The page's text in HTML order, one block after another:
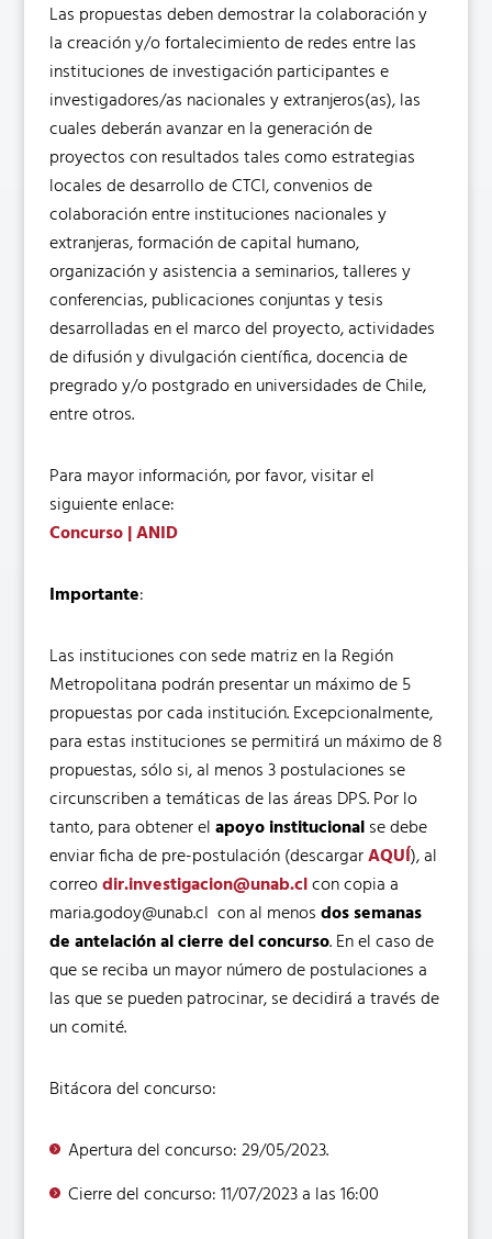
Las propuestas deben demostrar la colaboración y
la creación y/o fortalecimiento de redes entre las
instituciones de investigación participantes e
investigadores/as nacionales y extranjeros(as), las
cuales deberán avanzar en la generación de
proyectos con resultados tales como estrategias
locales de desarrollo de CTCI, convenios de
colaboración entre instituciones nacionales y
extranjeras, formación de capital humano,
organización y asistencia a seminarios, talleres y
conferencias, publicaciones conjuntas y tesis
desarrolladas en el marco del proyecto, actividades
de difusión y divulgación científica, docencia de
pregrado y/o postgrado en universidades de Chile,
entre otros.
Para mayor información, por favor, visitar el
siguiente enlace:
Concurso | ANID
Importante:
Las instituciones con sede matriz en la Región
Metropolitana podrán presentar un máximo de 5
propuestas por cada institución. Excepcionalmente,
para estas instituciones se permitirá un máximo de 8
propuestas, sólo si, al menos 3 postulaciones se
circunscriben a temáticas de las áreas DPS. Por lo
tanto, para obtener elapoyo institucionalse debe
enviar ficha de pre-postulación (descargarAQUÍ), al
correodir.investigacion@unab.clcon copia a
maria.godoy@unab.cl con al menosdos semanas
de antelación al cierre del concurso. En el caso de
que se reciba un mayor número de postulaciones a
las que se pueden patrocinar, se decidirá a través de
un comité.
Bitácora del concurso:
Apertura del concurso: 29/05/2023.
Cierre del concurso: 11/07/2023 a las 16:00